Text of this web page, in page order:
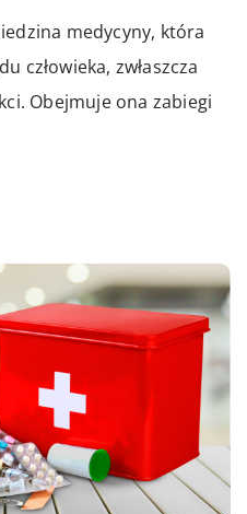
medycyny, która
człowieka, zwłaszcza
Obejmuje ona zabiegi